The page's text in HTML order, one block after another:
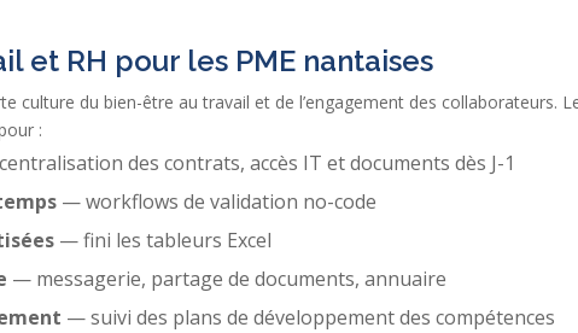
et RH pour les PME nantaises
culture du bien-être au travail et de l’engagement des collaborateurs.
:
des contrats, accès IT et documents dès J-1
— workflows de validation no-code
— fini les tableurs Excel
— messagerie, partage de documents, annuaire
— suivi des plans de développement des compétences